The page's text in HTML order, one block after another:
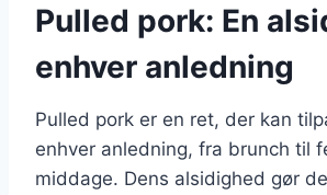
Pulled pork: En
enhver anledning
Pulled pork er en ret, der kan
enhver anledning, fra brunch til
middage. Dens alsidighed gør